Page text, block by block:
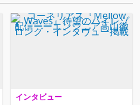
インタビュー